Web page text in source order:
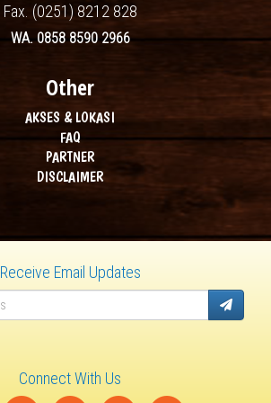
Fax. (0251) 8212 828
WA. 0858 8590 2966
Other
AKSES & LOKASI
FAQ
PARTNER
DISCLAIMER
Receive Email Updates
Connect With Us